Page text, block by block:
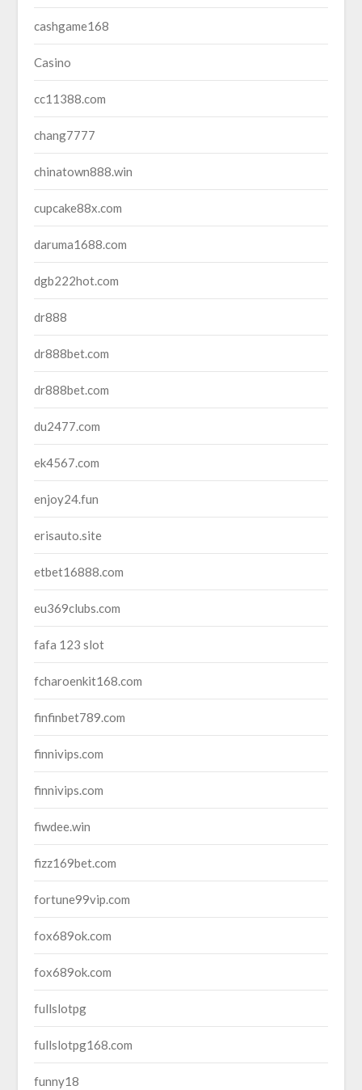
cashgame168
Casino
cc11388.com
chang7777
chinatown888.win
cupcake88x.com
daruma1688.com
dgb222hot.com
dr888
dr888bet.com
dr888bet.com
du2477.com
ek4567.com
enjoy24.fun
erisauto.site
etbet16888.com
eu369clubs.com
fafa 123 slot
fcharoenkit168.com
finfinbet789.com
finnivips.com
finnivips.com
fiwdee.win
fizz169bet.com
fortune99vip.com
fox689ok.com
fox689ok.com
fullslotpg
fullslotpg168.com
funny18